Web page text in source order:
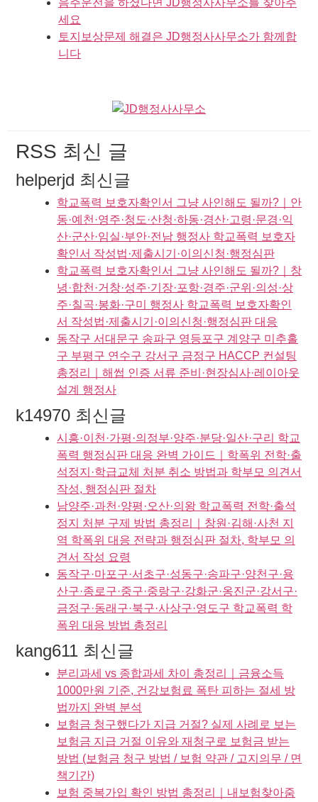
세요
토지보상문제 해결은 JD행정사사무소가 함께합
니다
RSS 최신 글
helperjd 최신글
학교폭력 보호자확인서 그냥 사인해도 될까?｜안
동·예천·영주·청도·산청·하동·경산·고령·문경·익
산·군산·임실·부안·전남 행정사 학교폭력 보호자
확인서 작성법·제출시기·이의신청·행정심판
학교폭력 보호자확인서 그냥 사인해도 될까?｜창
녕·합천·거창·성주·기장·포항·경주·군위·의성·상
주·칠곡·봉화·구미 행정사 학교폭력 보호자확인
서 작성법·제출시기·이의신청·행정심판 대응
동작구 서대문구 송파구 영등포구 계양구 미추홀
구 부평구 연수구 강서구 금정구 HACCP 컨설팅
총정리｜해썹 인증 서류 준비·현장심사·레이아웃
설계 행정사
k14970 최신글
시흥·이천·가평·의정부·양주·분당·일산·구리 학교
폭력 행정심판 대응 완벽 가이드｜학폭위 전학·출
석정지·학급교체 처분 취소 방법과 학부모 의견서
작성, 행정심판 절차
남양주·과천·양평·오산·의왕 학교폭력 전학·출석
정지 처분 구제 방법 총정리｜창원·김해·사천 지
역 학폭위 대응 전략과 행정심판 절차, 학부모 의
견서 작성 요령
동작구·마포구·서초구·성동구·송파구·양천구·용
산구·종로구·중구·중랑구·강화군·옹진군·강서구·
금정구·동래구·북구·사상구·영도구 학교폭력 학
폭위 대응 방법 총정리
kang611 최신글
분리과세 vs 종합과세 차이 총정리｜금융소득
1000만원 기준, 건강보험료 폭탄 피하는 절세 방
법까지 완벽 분석
보험금 청구했다가 지급 거절? 실제 사례로 보는
보험금 지급 거절 이유와 재청구로 보험금 받는
방법 (보험금 청구 방법 / 보험 약관 / 고지의무 / 면
책기간)
보험 중복가입 확인 방법 총정리｜내보험찾아줌